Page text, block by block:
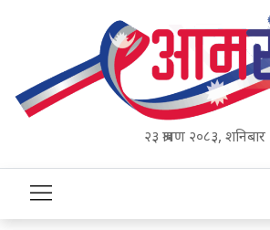
२३ श्रावण २०८३, शनिबार